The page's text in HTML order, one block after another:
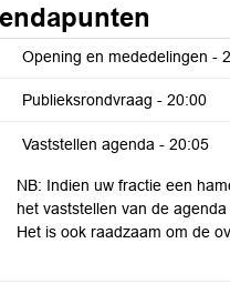
Opening en mededelingen -
Publieksrondvraag - 20:00
Vaststellen agenda - 20:05
NB: Indien uw fractie een
het vaststellen van de
Het is ook raadzaam om de